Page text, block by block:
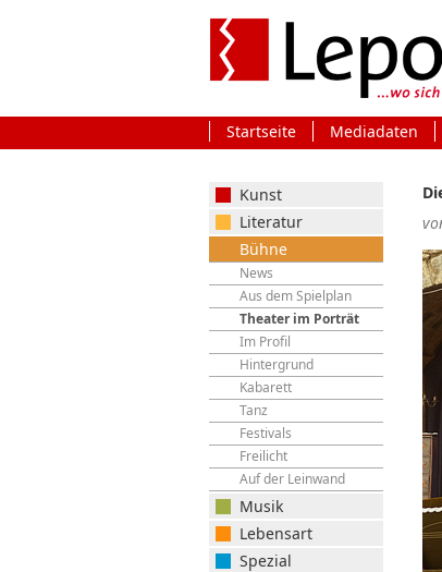
Startseite Mediadaten
Kunst
Literatur
Bühne
News
Aus dem Spielplan
Theater im Porträt
Im Profil
Hintergrund
Kabarett
Tanz
Festivals
Freilicht
Auf der Leinwand
Musik
Lebensart
Spezial